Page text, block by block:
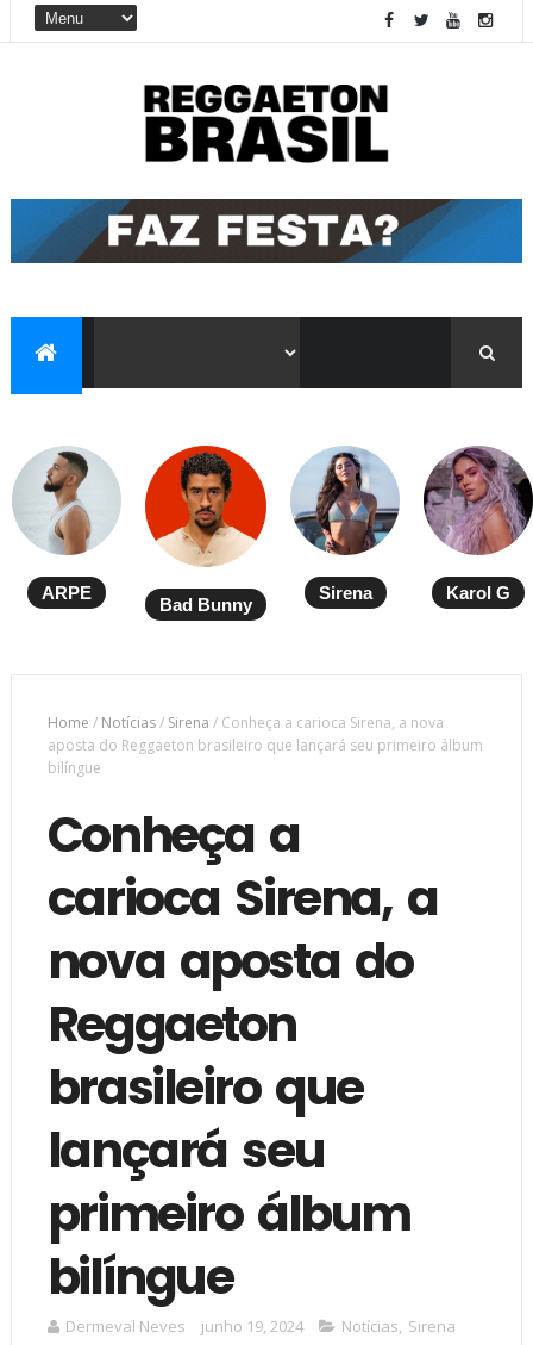
ARPE
Bad Bunny
Sirena Karol G
Home / Notícias/ Sirena / Conheça a carioca Sirena, a nova
aposta do Reggaeton brasileiro que lançará seu primeiro álbum
bilíngue
Conheça a
carioca Sirena, a
nova aposta do
Reggaeton
brasileiro que
lançará seu
primeiro álbum
bilíngue
Dermeval Neves junho 19, 2024 Notícias, Sirena